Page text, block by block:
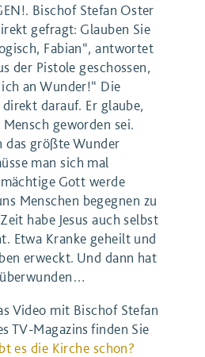
Bischof Stefan Oster
gefragt: Glauben Sie
Fabian“, antwortet
der Pistole geschossen,
an Wunder!“ Die
darauf. Er glaube,
geworden sei.
das größte Wunder
man sich mal
Gott werde
Menschen begegnen zu
habe Jesus auch selbst
Etwa Kranke geheilt und
erweckt. Und dann hat
Video mit Bischof Stefan
TV-Magazins finden Sie
es die Kirche schon?